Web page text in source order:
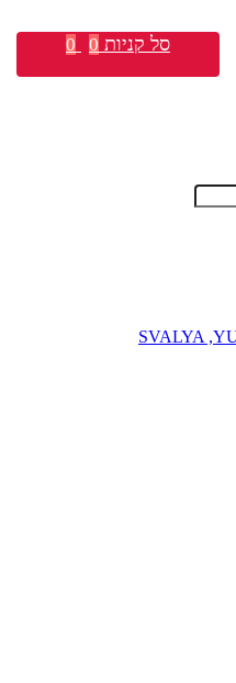
סל קניות 0
0